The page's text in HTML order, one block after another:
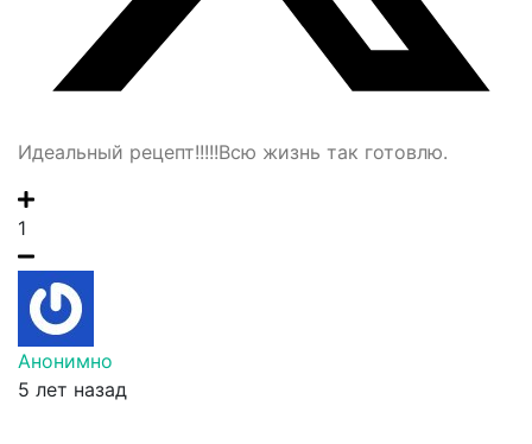
Идеальный рецепт!!!!!Всю жизнь так готовлю.
1
Анонимно
5 лет назад